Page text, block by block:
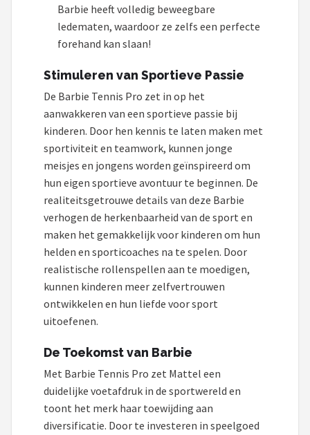
Barbie heeft volledig beweegbare
ledematen, waardoor ze zelfs een perfecte
forehand kan slaan!
Stimuleren van Sportieve Passie
De Barbie Tennis Pro zet in op het
aanwakkeren van een sportieve passie bij
kinderen. Door hen kennis te laten maken met
sportiviteit en teamwork, kunnen jonge
meisjes en jongens worden geïnspireerd om
hun eigen sportieve avontuur te beginnen. De
realiteitsgetrouwe details van deze Barbie
verhogen de herkenbaarheid van de sport en
maken het gemakkelijk voor kinderen om hun
helden en sporticoaches na te spelen. Door
realistische rollenspellen aan te moedigen,
kunnen kinderen meer zelfvertrouwen
ontwikkelen en hun liefde voor sport
uitoefenen.
De Toekomst van Barbie
Met Barbie Tennis Pro zet Mattel een
duidelijke voetafdruk in de sportwereld en
toont het merk haar toewijding aan
diversificatie. Door te investeren in speelgoed